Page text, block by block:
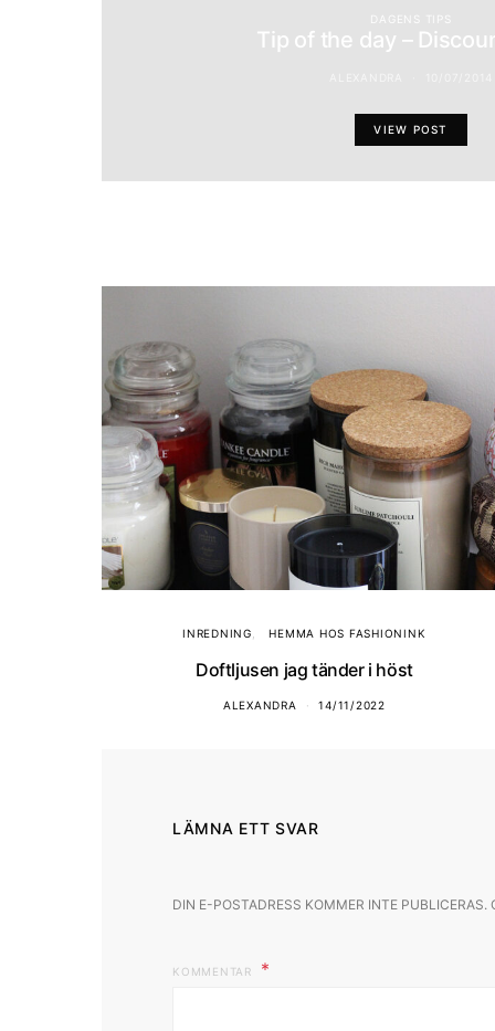
DAGENS TIPS
Tip of the day –
VIEW POST
INREDNING HEMMA HOS FASHIONINK
Doftljusen jag tänder i höst
ALEXANDRA 14/11/2022
LÄMNA ETT SVAR
DIN E-POSTADRESS KOMMER INTE PUBLICERAS.
KOMMENTAR